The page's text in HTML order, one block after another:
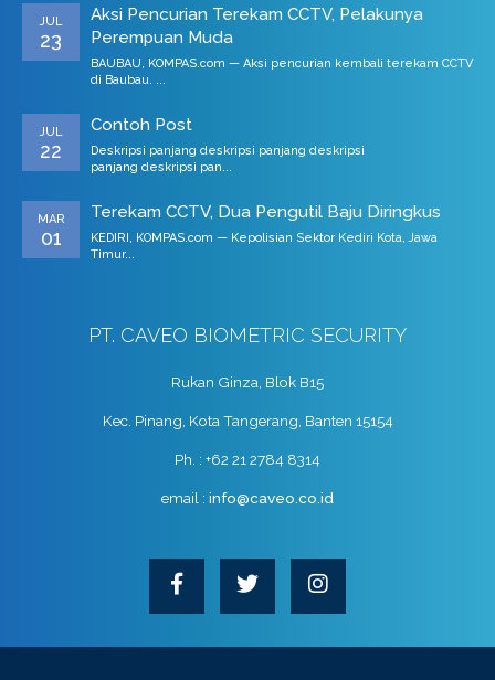
JUL
23
Aksi Pencurian Terekam CCTV, Pelakunya
Perempuan Muda
BAUBAU, KOMPAS.com — Aksi pencurian kembali terekam CCTV
di Baubau. ...
JUL
22
Contoh Post
Deskripsi panjang deskripsi panjang deskripsi
panjang deskripsi pan...
MAR
01
Terekam CCTV, Dua Pengutil Baju Diringkus
KEDIRI, KOMPAS.com — Kepolisian Sektor Kediri Kota, Jawa
Timur...
PT. CAVEO BIOMETRIC SECURITY
Rukan Ginza, Blok B15
Kec. Pinang, Kota Tangerang, Banten 15154
Ph. : +62 21 2784 8314
email : info@caveo.co.id